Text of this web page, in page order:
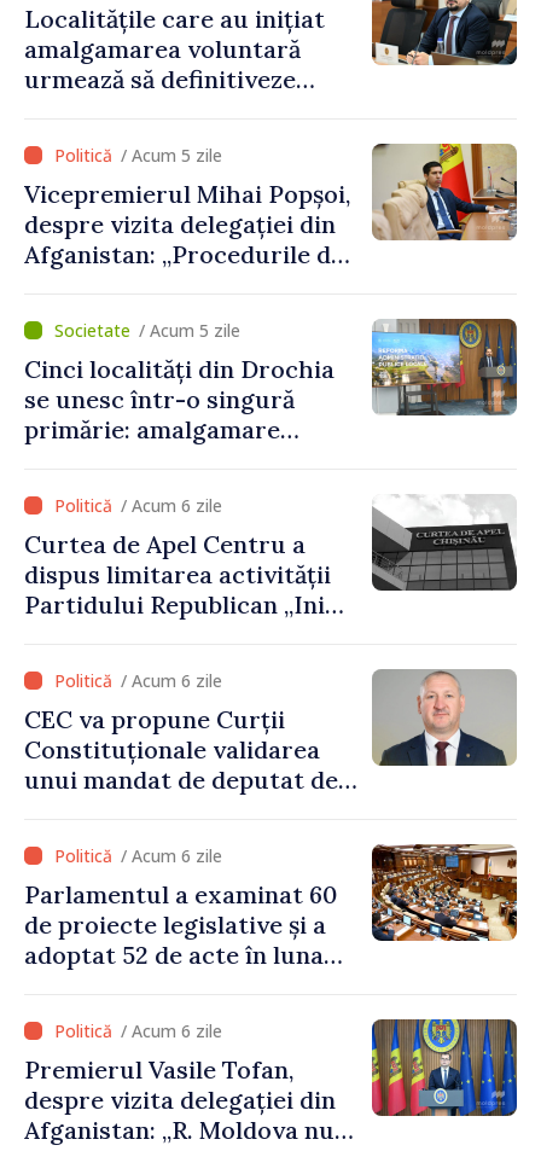
Localitățile care au inițiat
amalgamarea voluntară
urmează să definitiveze
parcursul lunii august
/ Acum 5 zile
Vicepremierul Mihai Popșoi,
despre vizita delegației din
Afganistan: „Procedurile de
respectate întocmai. Nu s-
au constatat încălcări ale
prevederilor legale”
/ Acum 5 zile
Cinci localități din Drochia
se unesc într-o singură
primărie: amalgamare
stimulente de peste 28 de
milioane de lei oferite de
Guvern
/ Acum 6 zile
Curtea de Apel Centru a
dispus limitarea activității
Partidului Republican „Inima
/ Acum 6 zile
CEC va propune Curții
Constituționale validarea
unui mandat de deputat de
/ Acum 6 zile
Parlamentul a examinat 60
de proiecte legislative și a
adoptat 52 de acte în luna
/ Acum 6 zile
Premierul Vasile Tofan,
despre vizita delegației din
Afganistan: „R. Moldova nu